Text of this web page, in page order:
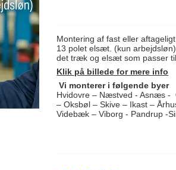
Montering af fast eller
13 polet elsæt. (kun
det træk og elsæt som passer til
Klik på billede for mere info
Vi monterer i følgende byer
Hvidovre – Næstved - Asnæs -
– Oksbøl – Skive – Ikast –
Videbæk – Viborg - Pandrup -